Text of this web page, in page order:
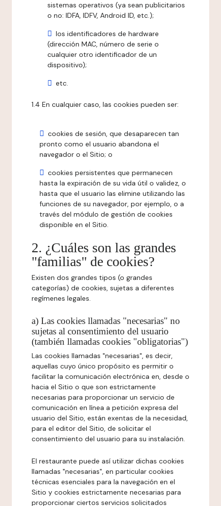
sistemas operativos (ya sean publicitarios
o no: IDFA, IDFV, Android ID, etc.);
los identificadores de hardware
(dirección MAC, número de serie o
cualquier otro identificador de un
dispositivo);
etc.
1.4 En cualquier caso, las cookies pueden ser:
cookies de sesión, que desaparecen tan
pronto como el usuario abandona el
navegador o el Sitio; o
cookies persistentes que permanecen
hasta la expiración de su vida útil o validez, o
hasta que el usuario las elimine utilizando las
funciones de su navegador, por ejemplo, o a
través del módulo de gestión de cookies
disponible en el Sitio.
2. ¿Cuáles son las grandes
"familias" de cookies?
Existen dos grandes tipos (o grandes
categorías) de cookies, sujetas a diferentes
regímenes legales.
a) Las cookies llamadas "necesarias" no
sujetas al consentimiento del usuario
(también llamadas cookies "obligatorias")
Las cookies llamadas "necesarias", es decir,
aquellas cuyo único propósito es permitir o
facilitar la comunicación electrónica en, desde o
hacia el Sitio o que son estrictamente
necesarias para proporcionar un servicio de
comunicación en línea a petición expresa del
usuario del Sitio, están exentas de la necesidad,
para el editor del Sitio, de solicitar el
consentimiento del usuario para su instalación.
El restaurante puede así utilizar dichas cookies
llamadas "necesarias", en particular cookies
técnicas esenciales para la navegación en el
Sitio y cookies estrictamente necesarias para
proporcionar ciertos servicios solicitados